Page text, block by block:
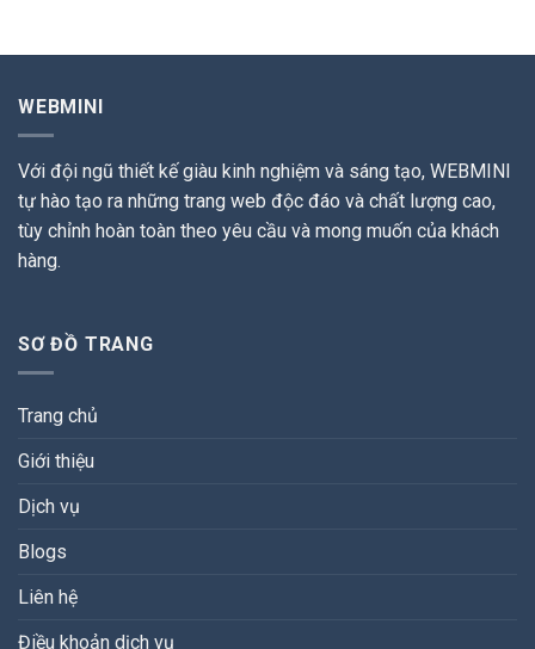
WEBMINI
Với đội ngũ thiết kế giàu kinh nghiệm và sáng tạo, WEBMINI
tự hào tạo ra những trang web độc đáo và chất lượng cao,
tùy chỉnh hoàn toàn theo yêu cầu và mong muốn của khách
hàng.
SƠ ĐỒ TRANG
Trang chủ
Giới thiệu
Dịch vụ
Blogs
Liên hệ
Điều khoản dịch vụ